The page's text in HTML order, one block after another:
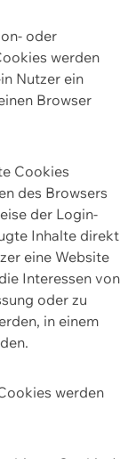
oder
werden
Nutzer ein
Browser
Cookies
des Browsers
der Login-
Inhalte direkt
eine Website
Interessen von
oder zu
in einem
werden